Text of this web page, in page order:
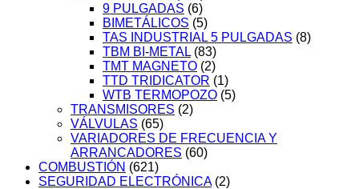
9 PULGADAS (6)
BIMETÁLICOS (5)
TAS INDUSTRIAL 5 PULGADAS (8)
TBM BI-METAL (83)
TMT MAGNETO (2)
TTD TRIDICATOR (1)
WTB TERMOPOZO (5)
TRANSMISORES (2)
VÁLVULAS (65)
VARIADORES DE FRECUENCIA Y
ARRANCADORES (60)
COMBUSTIÓN (621)
SEGURIDAD ELECTRÓNICA (2)